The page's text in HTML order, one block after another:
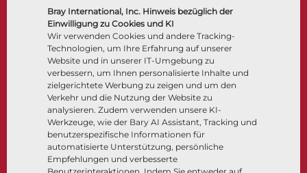
Bray International, Inc. Hinweis bezüglich der
Einwilligung zu Cookies und KI
Wir verwenden Cookies und andere Tracking-
Technologien, um Ihre Erfahrung auf unserer
Website und in unserer IT-Umgebung zu
verbessern, um Ihnen personalisierte Inhalte und
zielgerichtete Werbung zu zeigen und um den
Verkehr und die Nutzung der Website zu
analysieren. Zudem verwenden unsere KI-
Werkzeuge, wie der Bary AI Assistant, Tracking und
benutzerspezifische Informationen für
automatisierte Unterstützung, persönliche
Empfehlungen und verbesserte
Regelarmaturen
Rückschlagklappen
Antriebe | Betätigungen
Steuer- und Regeltechnik
Tieftemperatur​​​​​​​
Unternehmen
Über
Standorte
Lieferantenmanagement
Nachhaltigkeit
Dokumentation
Dokumente
Wissenszentrum
Software
Werkstoffauswahl